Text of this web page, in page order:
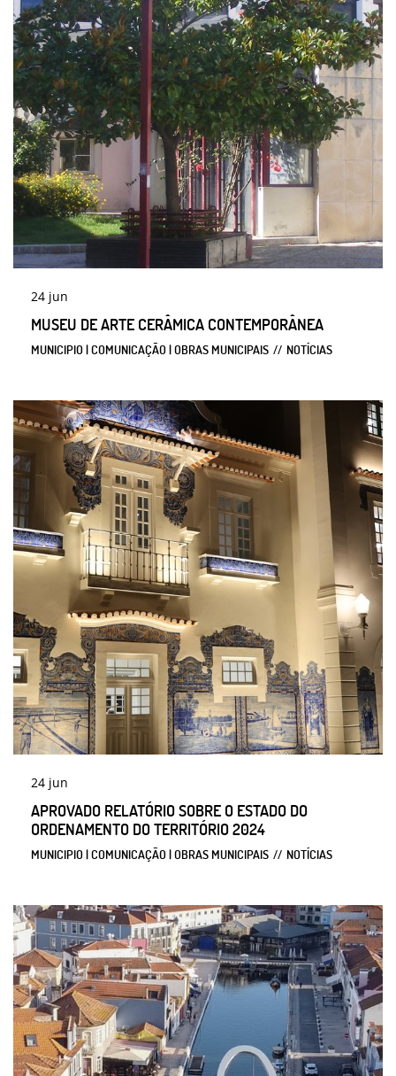
24 jun
MUSEU DE ARTE CERÂMICA CONTEMPORÂNEA
MUNICIPIO | COMUNICAÇÃO | OBRAS MUNICIPAIS NOTÍCIAS
24 jun
APROVADO RELATÓRIO SOBRE O ESTADO DO
ORDENAMENTO DO TERRITÓRIO 2024
MUNICIPIO | COMUNICAÇÃO | OBRAS MUNICIPAIS NOTÍCIAS